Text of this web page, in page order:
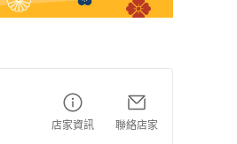
店家資訊 聯絡店家